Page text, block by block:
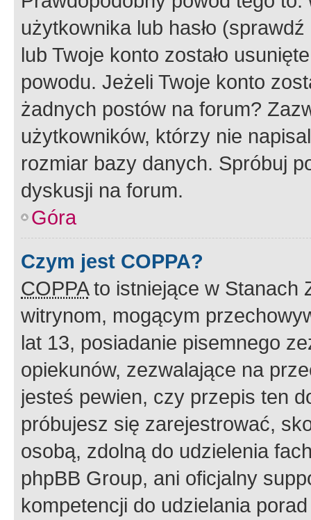
użytkownika lub hasło
lub Twoje konto zostało
powodu. Jeżeli Twoje konto
żadnych postów na forum?
użytkowników, którzy nie
rozmiar bazy danych. Spróbuj
dyskusji na forum.
Góra
Czym jest COPPA?
COPPAto istniejące w Stanach
witrynom, mogącym
lat 13, posiadanie pisemnego
opiekunów, zezwalające na
jesteś pewien, czy przepis ten
próbujesz się zarejestrować,
osobą, zdolną do udzielenia
phpBB Group, ani oficjalny
kompetencji do udzielania